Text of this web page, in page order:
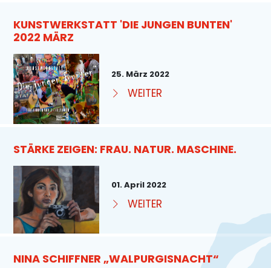
KUNSTWERKSTATT 'DIE JUNGEN BUNTEN'
2022 MÄRZ
25. März 2022
WEITER
STÄRKE ZEIGEN: FRAU. NATUR. MASCHINE.
01. April 2022
WEITER
NINA SCHIFFNER „WALPURGISNACHT“